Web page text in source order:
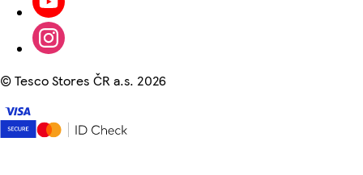
©Tesco Stores ČR a.s. 2026